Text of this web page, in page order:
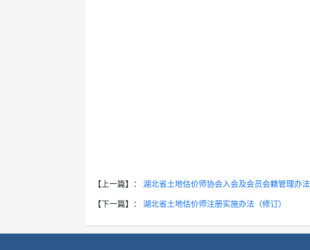
【上一篇】： 湖北省土地估价师协会入会及会员会籍管理办法
【下一篇】： 湖北省土地估价师注册实施办法（修订）